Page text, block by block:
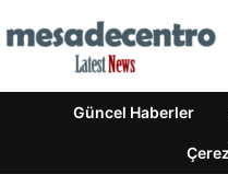
Güncel Haberler